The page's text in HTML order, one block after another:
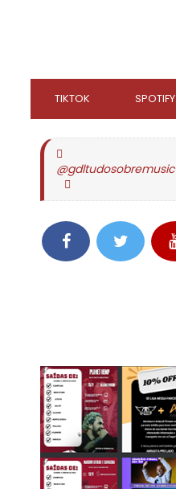
TIKTOK SPOTIFY
@gdltudosobremusic